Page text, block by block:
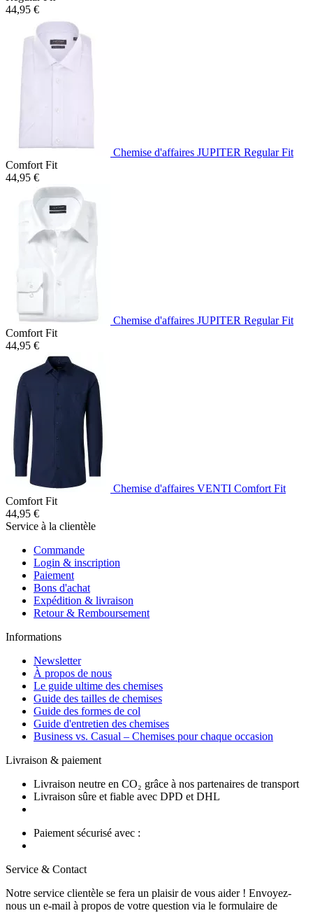
44,95 €
Chemise d'affaires JUPITER Regular Fit
Comfort Fit
44,95 €
Chemise d'affaires JUPITER Regular Fit
Comfort Fit
44,95 €
Chemise d'affaires VENTI Comfort Fit
Comfort Fit
44,95 €
Service à la clientèle
Commande
Login & inscription
Paiement
Bons d'achat
Expédition & livraison
Retour & Remboursement
Informations
Newsletter
À propos de nous
Le guide ultime des chemises
Guide des tailles de chemises
Guide des formes de col
Guide d'entretien des chemises
Business vs. Casual – Chemises pour chaque occasion
Livraison & paiement
Livraison neutre en CO₂ grâce à nos partenaires de transport
Livraison sûre et fiable avec DPD et DHL
Paiement sécurisé avec :
Service & Contact
Notre service clientèle se fera un plaisir de vous aider ! Envoyez-
nous un e-mail à propos de votre question via le formulaire de